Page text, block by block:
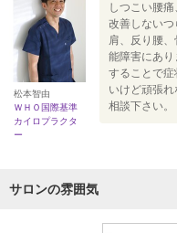
松本智由
ＷＨＯ国際基準
カイロプラクタ
ー
しつこい腰
改善しない
肩、反り腰
能障害にあ
することで
いけど頑張
相談下さい。
サロンの雰囲気